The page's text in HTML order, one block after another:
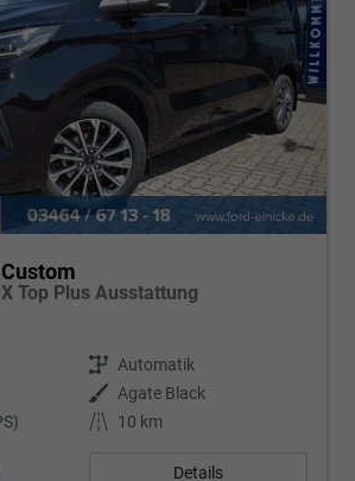
Top Plus Ausstattung
Getriebe Automatik
Außenfarbe
Agate Black
Kilometerstand 10 km
Details